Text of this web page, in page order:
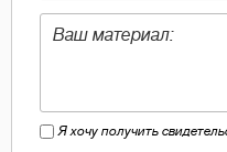
Я хочу получить